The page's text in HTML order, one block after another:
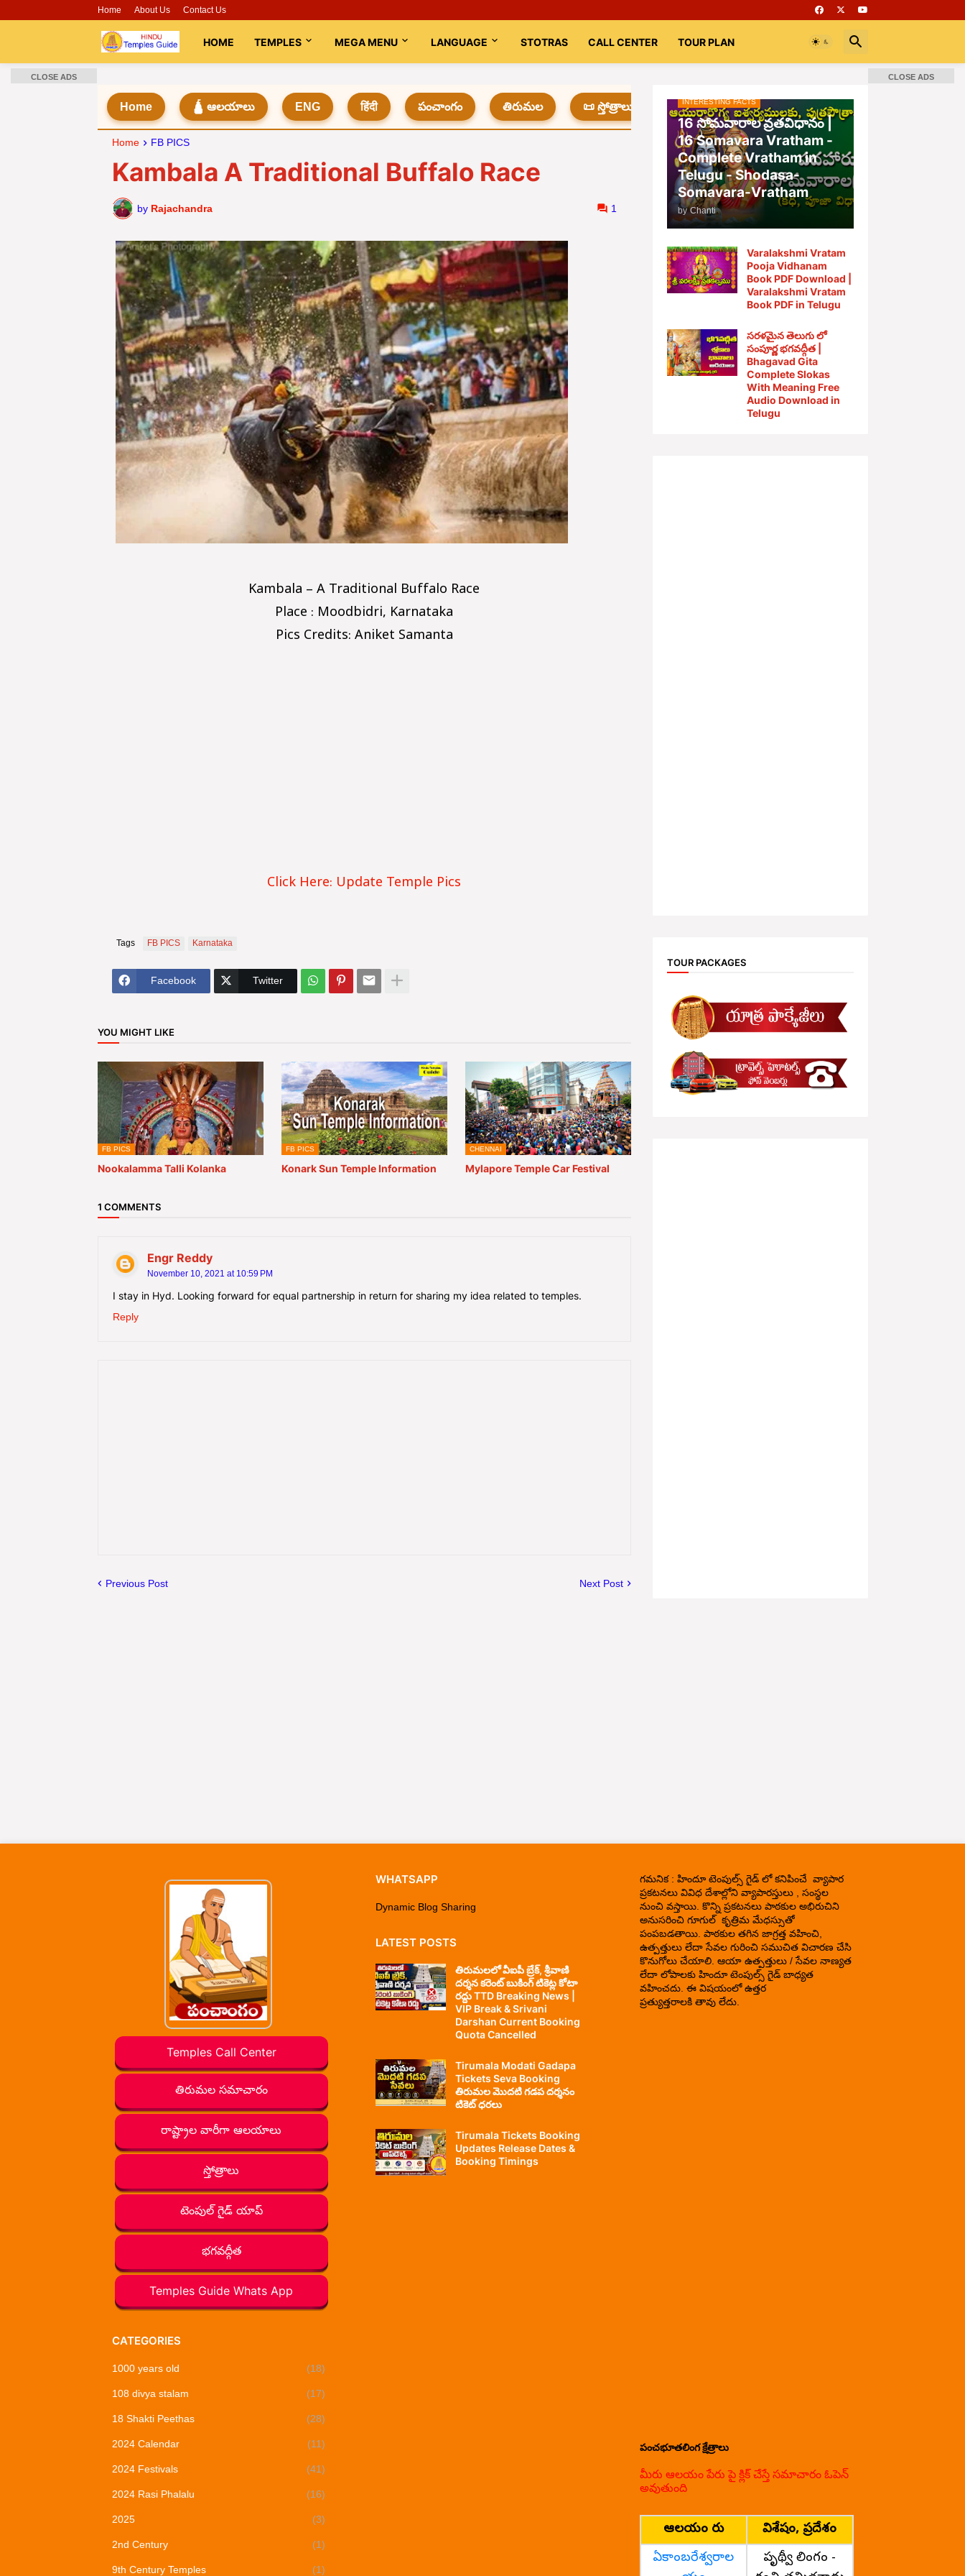
Home About Us Contact Us
HOME TEMPLES MEGA MENU LANGUAGE STOTRAS CALL CENTER TOUR PLAN
Home 🛕 ఆలయాలు ENG हिंदी పంచాంగం తిరుమల 📜 స్తోత్రాలు 📚 Books Rooms భగవద్గీత
Home FB PICS
Kambala A Traditional Buffalo Race
by Rajachandra 1
Kambala – A Traditional Buffalo Race
Place : Moodbidri, Karnataka
Pics Credits: Aniket Samanta
Click Here: Update Temple Pics
Tags FB PICS Karnataka
Facebook Twitter
YOU MIGHT LIKE
FB PICS
Nookalamma Talli Kolanka
FB PICS
Konark Sun Temple Information
CHENNAI
Mylapore Temple Car Festival
1 COMMENTS
Engr Reddy
November 10, 2021 at 10:59 PM
I stay in Hyd. Looking forward for equal partnership in return for sharing my idea related to temples.
Reply
Previous Post Next Post
INTERESTING FACTS
16 సోమవారాల వ్రతవిధానం |
16 Somavara Vratham -
Complete Vratham in
Telugu - Shodasa-
Somavara-Vratham
by Chanti
Varalakshmi Vratam
Pooja Vidhanam
Book PDF Download |
Varalakshmi Vratam
Book PDF in Telugu
సరళమైన తెలుగు లో
సంపూర్ణ భగవద్గీత |
Bhagavad Gita
Complete Slokas
With Meaning Free
Audio Download in
Telugu
TOUR PACKAGES
Temples Call Center
తిరుమల సమాచారం
రాష్ట్రాల వారీగా ఆలయాలు
స్తోత్రాలు
టెంపుల్ గైడ్ యాప్
భగవద్గీత
Temples Guide Whats App
CATEGORIES
1000 years old (18)
108 divya stalam (17)
18 Shakti Peethas (28)
2024 Calendar (11)
2024 Festivals (41)
2024 Rasi Phalalu (16)
2025 (3)
2nd Century (1)
9th Century Temples (1)
WHATSAPP
Dynamic Blog Sharing
LATEST POSTS
తిరుమలలో వీఐపీ బ్రేక్, శ్రీవాణి
దర్శన కరెంట్ బుకింగ్ టికెట్ల కోటా
రద్దు TTD Breaking News |
VIP Break & Srivani
Darshan Current Booking
Quota Cancelled
Tirumala Modati Gadapa
Tickets Seva Booking
తిరుమల మొదటి గడప దర్శనం
టికెట్ ధరలు
Tirumala Tickets Booking
Updates Release Dates &
Booking Timings
గమనిక : హిందూ టెంపుల్స్ గైడ్ లో కనిపించే వ్యాపార
ప్రకటనలు వివిధ దేశాల్లోని వ్యాపారస్తులు , సంస్థల
నుంచి వస్తాయి. కొన్ని ప్రకటనలు పాఠకుల అభిరుచిని
అనుసరించి గూగుల్ కృత్రిమ మేధస్సుతో
పంపబడతాయి. పాఠకుల తగిన జాగ్రత్త వహించి,
ఉత్పత్తులు లేదా సేవల గురించి సముచిత విచారణ చేసి
కొనుగోలు చేయాలి. ఆయా ఉత్పత్తులు / సేవల నాణ్యత
లేదా లోపాలకు హిందూ టెంపుల్స్ గైడ్ బాధ్యత
వహించదు. ఈ విషయంలో ఉత్తర
ప్రత్యుత్తరాలకి తావు లేదు.
పంచభూతలింగ క్షేత్రాలు
మీరు ఆలయం పేరు పై క్లిక్ చేస్తే సమాచారం ఓపెన్
అవుతుంది
ఆలయం పేరు
విశేషం, ప్రదేశం
ఏకాంబరేశ్వరాల
పృథ్వీ లింగం -
CLOSE ADS CLOSE ADS